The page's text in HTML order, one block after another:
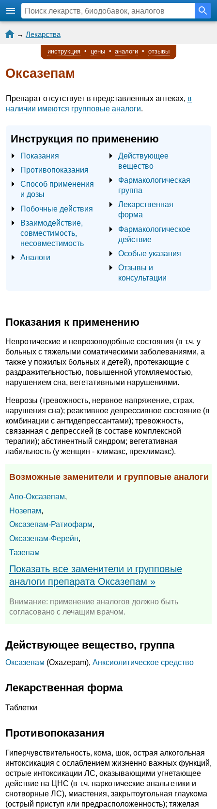
→ Лекарства
инструкция • цены • аналоги • отзывы
Оксазепам
Препарат отсутствует в представленных аптеках, в
наличии имеются групповые аналоги.
Инструкция по применению
Показания
Противопоказания
Способ применения
и дозы
Побочные действия
Взаимодействие,
совместимость,
несовместимость
Аналоги
Действующее
вещество
Фармакологическая
группа
Лекарственная
форма
Фармакологическое
действие
Особые указания
Отзывы и
консультации
Показания к применению
Невротические и неврозоподобные состояния (в т.ч. у
больных с тяжелыми соматическими заболеваниями, а
также у пожилых больных и детей), протекающие с
раздражительностью, повышенной утомляемостью,
нарушением сна, вегетативными нарушениями.
Неврозы (тревожность, нервное напряжение, страх,
нарушения сна); реактивное депрессивное состояние (в
комбинации с антидепрессантами); тревожность,
связанная с депрессией (в составе комплексной
терапии); абстинентный синдром; вегетативная
лабильность (у женщин - климакс, преклимакс).
Возможные заменители и групповые аналоги
Апо-Оксазепам,
Нозепам,
Оксазепам-Ратиофарм,
Оксазепам-Ферейн,
Тазепам
Показать все заменители и групповые
аналоги препарата Оксазепам »
Внимание: применение аналогов должно быть
согласовано с лечащим врачом.
Действующее вещество, группа
Оксазепам (Oxazepam), Анксиолитическое средство
Лекарственная форма
Таблетки
Противопоказания
Гиперчувствительность, кома, шок, острая алкогольная
интоксикация с ослаблением жизненно важных функций,
острые интоксикации ЛС, оказывающими угнетающее
действие на ЦНС (в т.ч. наркотические анальгетики и
снотворные ЛС), миастения, закрытоугольная глаукома
(острый приступ или предрасположенность); тяжелая